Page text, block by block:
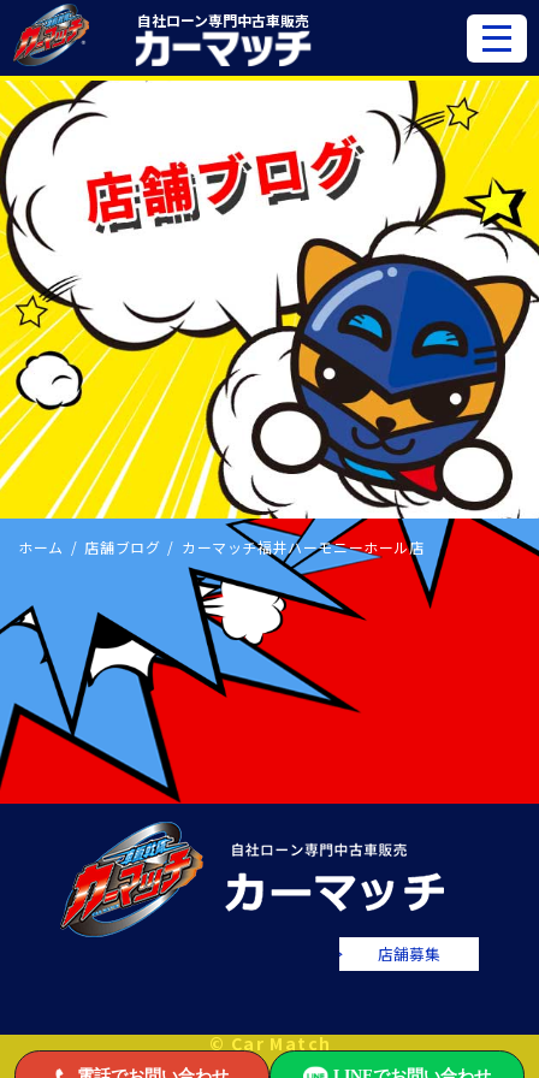
自社ローン専門中古車販売
ホーム 店舗ブログ カーマッチ福井ハーモニーホール店
店舗募集
© Car Match